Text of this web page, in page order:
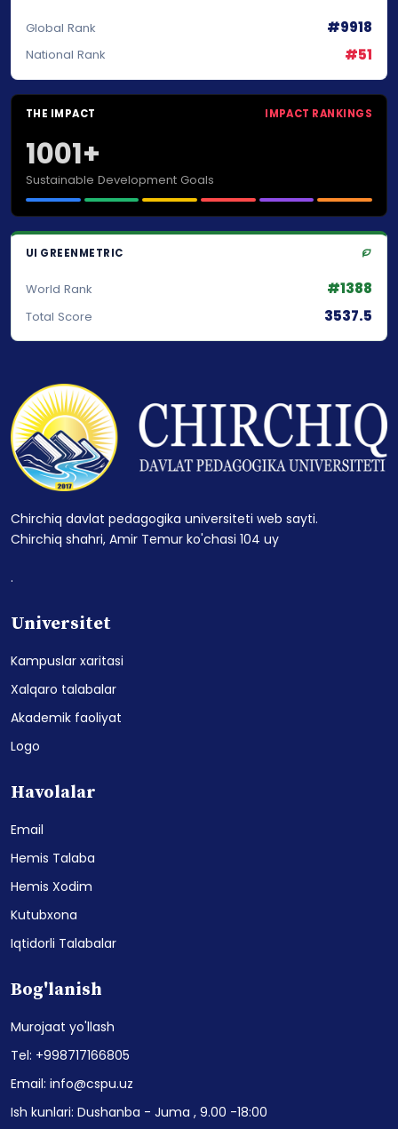
Global Rank #9918
National Rank #51
THE IMPACT IMPACT RANKINGS
1001+
Sustainable Development Goals
UI GREENMETRIC
World Rank #1388
Total Score 3537.5
Chirchiq davlat pedagogika universiteti web sayti.
Chirchiq shahri, Amir Temur ko'chasi 104 uy
.
Universitet
Kampuslar xaritasi
Xalqaro talabalar
Akademik faoliyat
Logo
Havolalar
Email
Hemis Talaba
Hemis Xodim
Kutubxona
Iqtidorli Talabalar
Bog'lanish
Murojaat yo'llash
Tel: +998717166805
Email: info@cspu.uz
Ish kunlari: Dushanba - Juma , 9.00 -18:00